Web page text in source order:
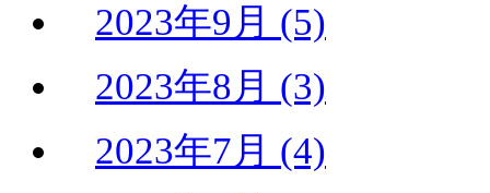
2023年9月 (5)
2023年8月 (3)
2023年7月 (4)